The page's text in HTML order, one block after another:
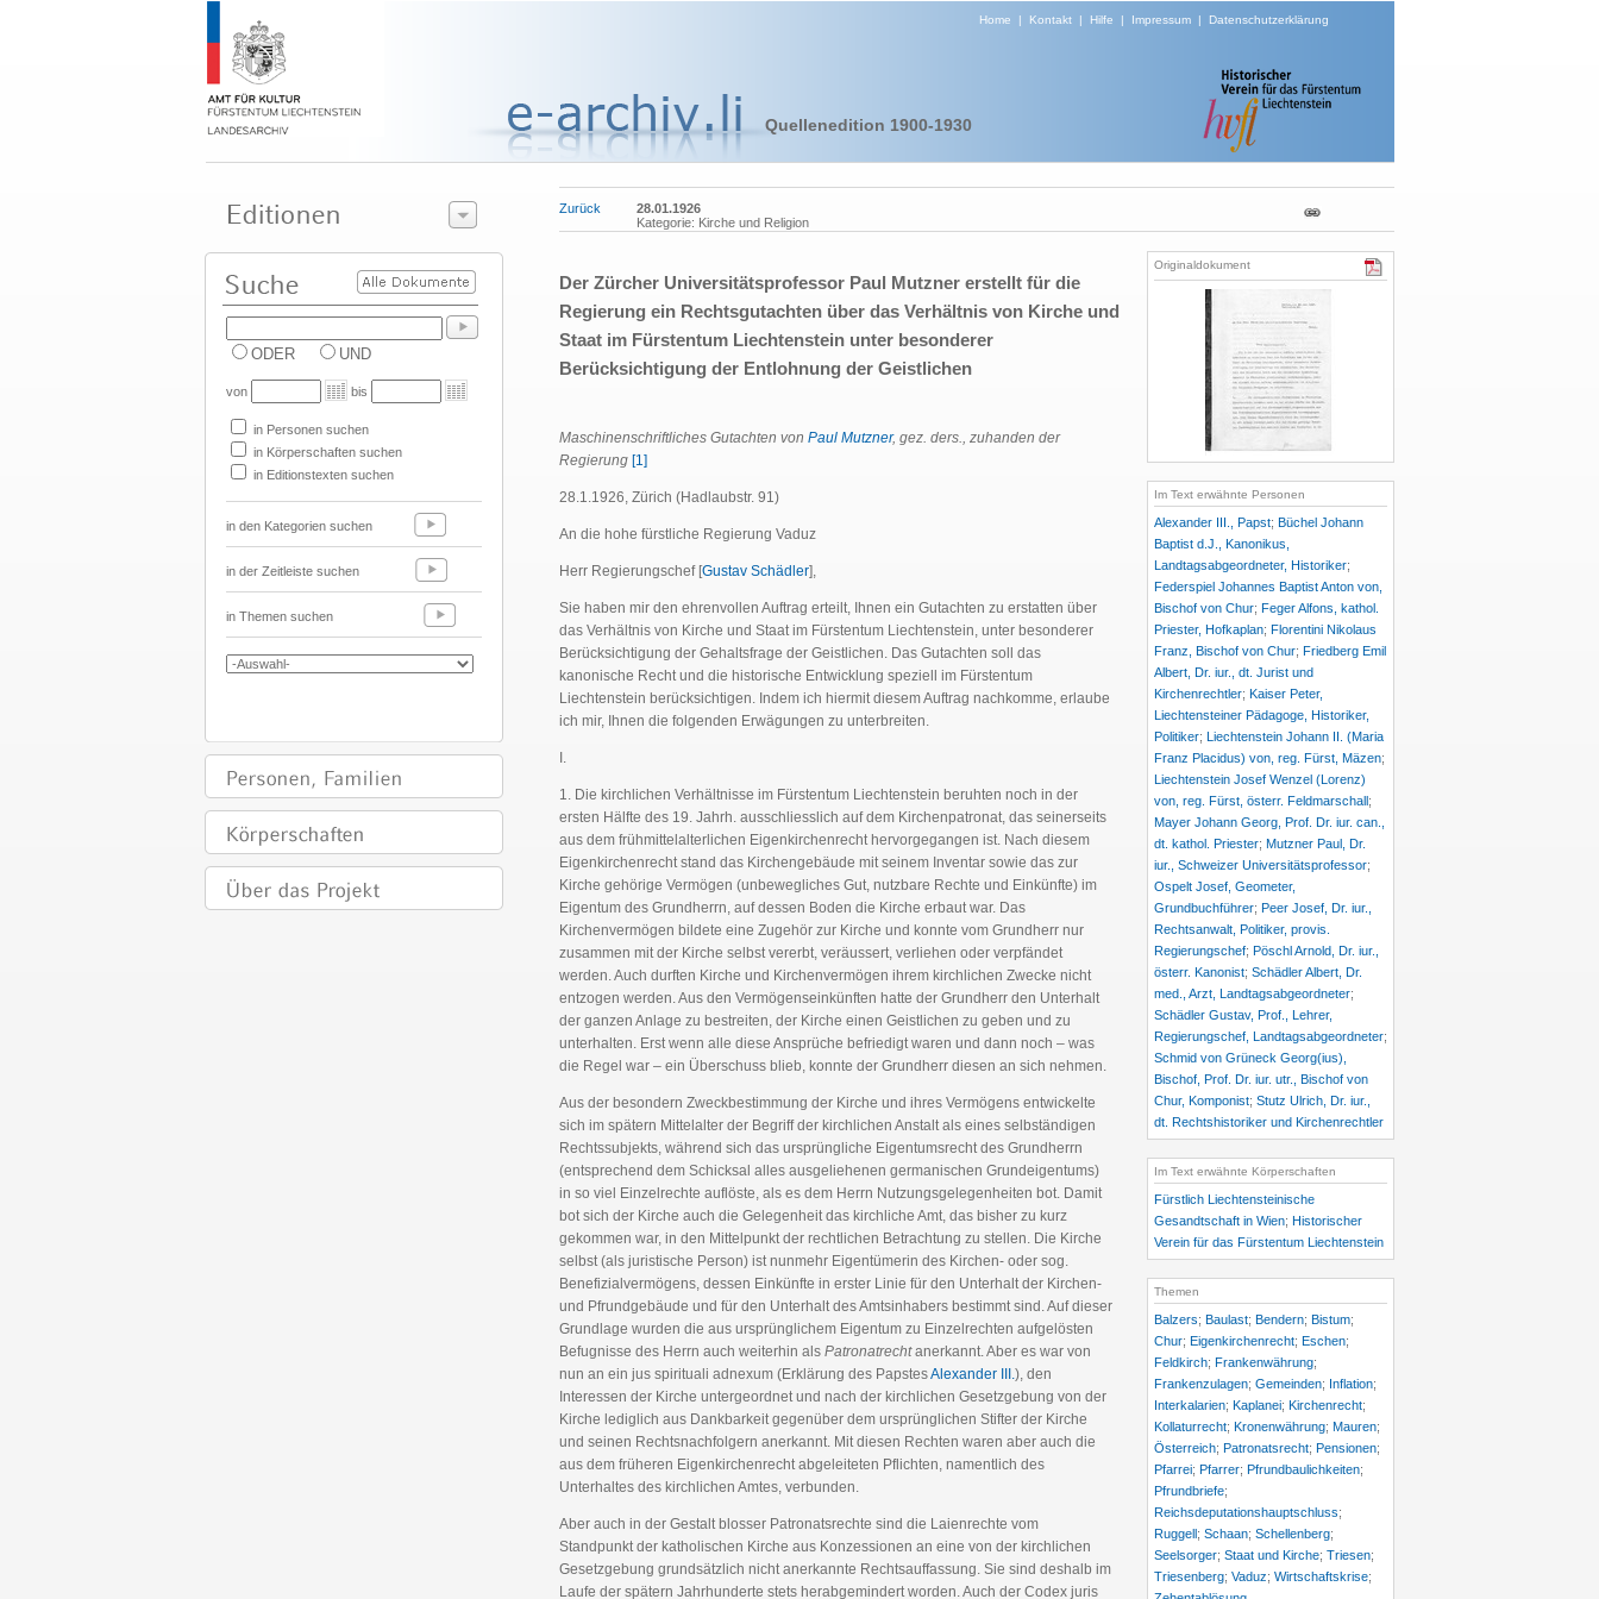
Home | Kontakt| Hilfe | Impressum| Datenschutzerklärung
Quellenedition 1900-1930
ODER UND
von bis
in Personen suchen
in Körperschaften suchen
in Editionstexten suchen
in den Kategorien suchen
in der Zeitleiste suchen
in Themen suchen
Zurück
28.01.1926
Kategorie: Kirche und Religion
Der Zürcher Universitätsprofessor Paul Mutzner erstellt für die
Regierung ein Rechtsgutachten über das Verhältnis von Kirche und
Staat im Fürstentum Liechtenstein unter besonderer
Berücksichtigung der Entlohnung der Geistlichen
Maschinenschriftliches Gutachten von Paul Mutzner, gez. ders., zuhanden der
Regierung [1]
28.1.1926, Zürich (Hadlaubstr. 91)
An die hohe fürstliche Regierung Vaduz
Herr Regierungschef [Gustav Schädler],
Sie haben mir den ehrenvollen Auftrag erteilt, Ihnen ein Gutachten zu erstatten über
das Verhältnis von Kirche und Staat im Fürstentum Liechtenstein, unter besonderer
Berücksichtigung der Gehaltsfrage der Geistlichen. Das Gutachten soll das
kanonische Recht und die historische Entwicklung speziell im Fürstentum
Liechtenstein berücksichtigen. Indem ich hiermit diesem Auftrag nachkomme, erlaube
ich mir, Ihnen die folgenden Erwägungen zu unterbreiten.
I.
1. Die kirchlichen Verhältnisse im Fürstentum Liechtenstein beruhten noch in der
ersten Hälfte des 19. Jahrh. ausschliesslich auf dem Kirchenpatronat, das seinerseits
aus dem frühmittelalterlichen Eigenkirchenrecht hervorgegangen ist. Nach diesem
Eigenkirchenrecht stand das Kirchengebäude mit seinem Inventar sowie das zur
Kirche gehörige Vermögen (unbewegliches Gut, nutzbare Rechte und Einkünfte) im
Eigentum des Grundherrn, auf dessen Boden die Kirche erbaut war. Das
Kirchenvermögen bildete eine Zugehör zur Kirche und konnte vom Grundherr nur
zusammen mit der Kirche selbst vererbt, veräussert, verliehen oder verpfändet
werden. Auch durften Kirche und Kirchenvermögen ihrem kirchlichen Zwecke nicht
entzogen werden. Aus den Vermögenseinkünften hatte der Grundherr den Unterhalt
der ganzen Anlage zu bestreiten, der Kirche einen Geistlichen zu geben und zu
unterhalten. Erst wenn alle diese Ansprüche befriedigt waren und dann noch – was
die Regel war – ein Überschuss blieb, konnte der Grundherr diesen an sich nehmen.
Aus der besondern Zweckbestimmung der Kirche und ihres Vermögens entwickelte
sich im spätern Mittelalter der Begriff der kirchlichen Anstalt als eines selbständigen
Rechtssubjekts, während sich das ursprüngliche Eigentumsrecht des Grundherrn
(entsprechend dem Schicksal alles ausgeliehenen germanischen Grundeigentums)
in so viel Einzelrechte auflöste, als es dem Herrn Nutzungsgelegenheiten bot. Damit
bot sich der Kirche auch die Gelegenheit das kirchliche Amt, das bisher zu kurz
gekommen war, in den Mittelpunkt der rechtlichen Betrachtung zu stellen. Die Kirche
selbst (als juristische Person) ist nunmehr Eigentümerin des Kirchen- oder sog.
Benefizialvermögens, dessen Einkünfte in erster Linie für den Unterhalt der Kirchen-
und Pfrundgebäude und für den Unterhalt des Amtsinhabers bestimmt sind. Auf dieser
Grundlage wurden die aus ursprünglichem Eigentum zu Einzelrechten aufgelösten
Befugnisse des Herrn auch weiterhin als Patronatrechtanerkannt. Aber es war von
nun an ein jus spirituali adnexum (Erklärung des PapstesAlexander III.), den
Interessen der Kirche untergeordnet und nach der kirchlichen Gesetzgebung von der
Kirche lediglich aus Dankbarkeit gegenüber dem ursprünglichen Stifter der Kirche
und seinen Rechtsnachfolgern anerkannt. Mit diesen Rechten waren aber auch die
aus dem früheren Eigenkirchenrecht abgeleiteten Pflichten, namentlich des
Unterhaltes des kirchlichen Amtes, verbunden.
Aber auch in der Gestalt blosser Patronatsrechte sind die Laienrechte vom
Standpunkt der katholischen Kirche aus Konzessionen an eine von der kirchlichen
Gesetzgebung grundsätzlich nicht anerkannte Rechtsauffassung. Sie sind deshalb im
Laufe der spätern Jahrhunderte stets herabgemindert worden. Auch der Codex juris
Originaldokument
Im Text erwähnte Personen
Alexander III., Papst; Büchel Johann
Baptist d.J., Kanonikus,
Landtagsabgeordneter, Historiker;
Federspiel Johannes Baptist Anton von,
Bischof von Chur; Feger Alfons, kathol.
Priester, Hofkaplan; Florentini Nikolaus
Franz, Bischof von Chur; Friedberg Emil
Albert, Dr. iur., dt. Jurist und
Kirchenrechtler; Kaiser Peter,
Liechtensteiner Pädagoge, Historiker,
Politiker; Liechtenstein Johann II. (Maria
Franz Placidus) von, reg. Fürst, Mäzen;
Liechtenstein Josef Wenzel (Lorenz)
von, reg. Fürst, österr. Feldmarschall;
Mayer Johann Georg, Prof. Dr. iur. can.,
dt. kathol. Priester; Mutzner Paul, Dr.
iur., Schweizer Universitätsprofessor;
Ospelt Josef, Geometer,
Grundbuchführer; Peer Josef, Dr. iur.,
Rechtsanwalt, Politiker, provis.
Regierungschef; Pöschl Arnold, Dr. iur.,
österr. Kanonist; Schädler Albert, Dr.
med., Arzt, Landtagsabgeordneter;
Schädler Gustav, Prof., Lehrer,
Regierungschef, Landtagsabgeordneter;
Schmid von Grüneck Georg(ius),
Bischof, Prof. Dr. iur. utr., Bischof von
Chur, Komponist; Stutz Ulrich, Dr. iur.,
dt. Rechtshistoriker und Kirchenrechtler
Im Text erwähnte Körperschaften
Fürstlich Liechtensteinische
Gesandtschaft in Wien; Historischer
Verein für das Fürstentum Liechtenstein
Themen
Balzers; Baulast; Bendern; Bistum;
Chur; Eigenkirchenrecht; Eschen;
Feldkirch; Frankenwährung;
Frankenzulagen; Gemeinden; Inflation;
Interkalarien; Kaplanei; Kirchenrecht;
Kollaturrecht; Kronenwährung; Mauren;
Österreich; Patronatsrecht; Pensionen;
Pfarrei; Pfarrer; Pfrundbaulichkeiten;
Pfrundbriefe;
Reichsdeputationshauptschluss;
Ruggell; Schaan; Schellenberg;
Seelsorger; Staat und Kirche; Triesen;
Triesenberg; Vaduz; Wirtschaftskrise;